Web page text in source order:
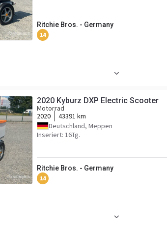
Ritchie Bros. - Germany
14
2020 Kyburz DXP Electric Scooter
Motorrad
2020
43391 km
Deutschland, Meppen
Inseriert: 16Tg.
Ritchie Bros. - Germany
14